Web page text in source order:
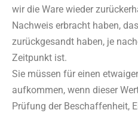
wir die Ware wieder
Nachweis erbracht haben,
zurückgesandt haben, je
Zeitpunkt ist.
Sie müssen für einen
aufkommen, wenn dieser
Prüfung der Beschaffenheit,